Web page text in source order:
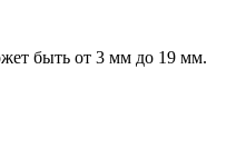
быть от 3 мм до 19 мм.